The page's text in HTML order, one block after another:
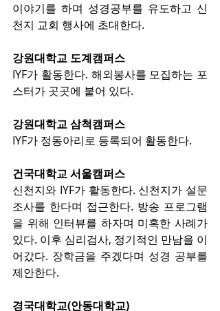
이야기를 하며 성경공부를 유도하고 신
천지 교회 행사에 초대한다.
강원대학교 도계캠퍼스
IYF가 활동한다. 해외봉사를 모집하는 포
스터가 곳곳에 붙어 있다.
강원대학교 삼척캠퍼스
IYF가 정동아리로 등록되어 활동한다.
건국대학교 서울캠퍼스
신천지와 IYF가 활동한다. 신천지가 설문
조사를 한다며 접근한다. 방송 프로그램
을 위해 인터뷰를 하자며 미혹한 사례가
있다. 이후 심리검사, 정기적인 만남을 이
어갔다. 장학금을 주겠다며 성경 공부를
제안한다.
경국대학교(안동대학교)